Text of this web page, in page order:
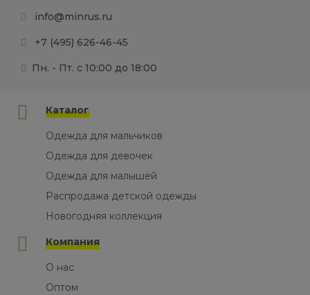
info@minrus.ru
+7 (495) 626-46-45
Пн. - Пт. с 10:00 до 18:00
Каталог
Одежда для мальчиков
Одежда для девочек
Одежда для малышей
Распродажа детской одежды
Новогодняя коллекция
Компания
О нас
Оптом